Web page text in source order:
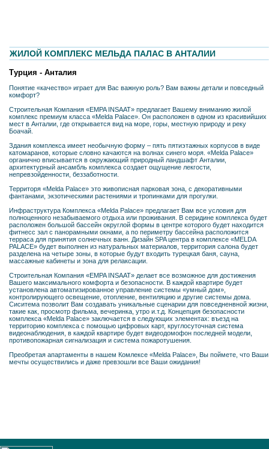
ЖИЛОЙ КОМПЛЕКС МЕЛЬДА ПАЛАС В АНТАЛИИ
Турция - Анталия
Понятие «качество» играет для Вас важную роль? Вам важны детали и повседный
комфорт?
Строительная Компания «EMPA INSAAT» предлагает Вашему вниманию жилой
комплекс премиум класса «Melda Palace». Он расположен в одном из красивийших
мест в Анталии, где открывается вид на море, горы, местную природу и реку
Боачай.
Здания комплекса имеет необычную форму – пять пятиэтажных корпусов в виде
катомаранов, которые словно качаются на волнах синего моря. «Melda Palace»
органично вписывается в окружающий природный ландшафт Анталии,
архитектурный ансамбль комплекса создает ощущение лекгости,
непревзойденности, беззаботности.
Территоря «Melda Palace» это живописная парковая зона, с декоративными
фантанами, экзотическими растениями и тропинками для прогулки.
Инфраструктура Комплекса «Melda Palace» предлагает Вам все условия для
полноценного незабываемого отдыха или проживания. В серидине комплекса будет
расположен большой бассейн округлой формы в центре которого будет находится
фитнесс зал с панорамными окнами, а по периметру бассейна расположится
терраса для принятия солнечных ванн. Дизайн SPA центра в комплексе «MELDA
PALACE» будет выполнен из натуральных материалов, территория салона будет
разделена на четыре зоны, в которые будут входить турецкая баня, сауна,
массажные кабинеты и зона для релаксации.
Строительная Компания «EMPA INSAAT» делает все возможное для достижения
Вашего максимального комфорта и безопасности. В каждой квартире будет
установлена автоматизированное управление системы «умный дом»,
контролирующего освещение, отопление, вентиляцию и другие системы дома.
Сиситема позволит Вам создавать уникальные сценарии для повседненвной жизни,
такие как, просмотр фильма, вечеринка, утро и.т.д. Концепция безопасности
комплекса «Melda Palace» заключается в следующих элементах: въезд на
территорию комплекса с помощью цифровых карт, круглосуточная система
видеонаблюдения, в каждой квартире будет видеодомофон последней модели,
противопожарная сигнализация и система пожаротушения.
Преобретая апартаменты в нашем Комлексе «Melda Palace», Вы поймете, что Ваши
мечты осуществились и даже превзошли все Ваши ожидания!